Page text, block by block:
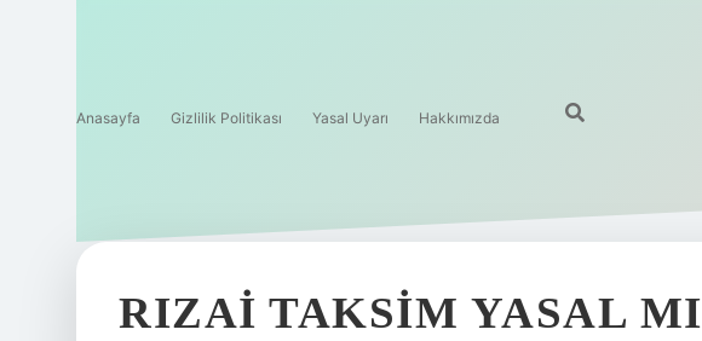
Anasayfa Gizlilik Politikası Yasal Uyarı Hakkımızda
RIZAI TAKSIM YASAL MI